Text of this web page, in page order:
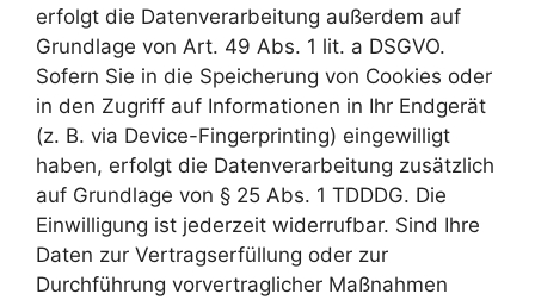
erfolgt die Datenverarbeitung außerdem auf
Grundlage von Art. 49 Abs. 1 lit. a DSGVO.
Sofern Sie in die Speicherung von Cookies oder
in den Zugriff auf Informationen in Ihr Endgerät
(z. B. via Device-Fingerprinting) eingewilligt
haben, erfolgt die Datenverarbeitung zusätzlich
auf Grundlage von § 25 Abs. 1 TDDDG. Die
Einwilligung ist jederzeit widerrufbar. Sind Ihre
Daten zur Vertragserfüllung oder zur
Durchführung vorvertraglicher Maßnahmen